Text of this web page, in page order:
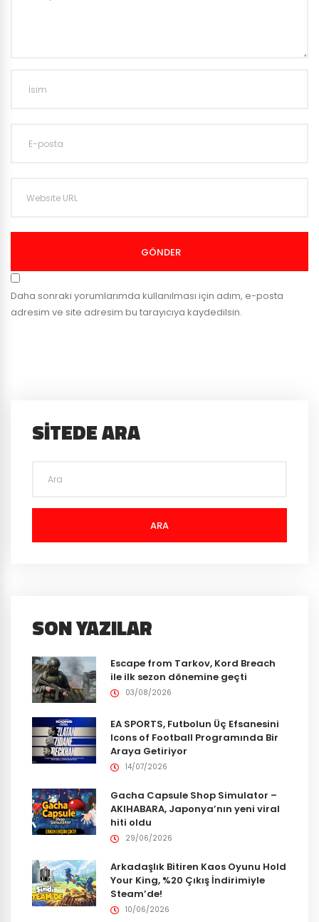
GÖNDER
Daha sonraki yorumlarımda kullanılması için adım, e-posta
adresim ve site adresim bu tarayıcıya kaydedilsin.
SITEDE ARA
ARA
SON YAZILAR
Escape from Tarkov, Kord Breach
ile ilk sezon dönemine geçti
03/08/2026
EA SPORTS, Futbolun Üç Efsanesini
Icons of Football Programında Bir
Araya Getiriyor
14/07/2026
Gacha Capsule Shop Simulator –
AKIHABARA, Japonya’nın yeni viral
hiti oldu
29/06/2026
Arkadaşlık Bitiren Kaos Oyunu Hold
Your King, %20 Çıkış İndirimiyle
Steam’de!
10/06/2026